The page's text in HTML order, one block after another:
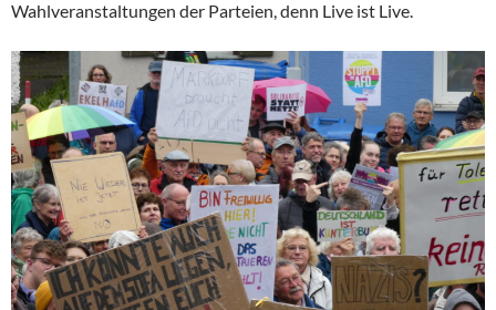
Wahlveranstaltungen der Parteien, denn Live ist Live.